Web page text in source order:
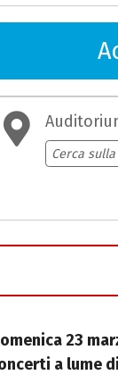
Cerca
23
a lume